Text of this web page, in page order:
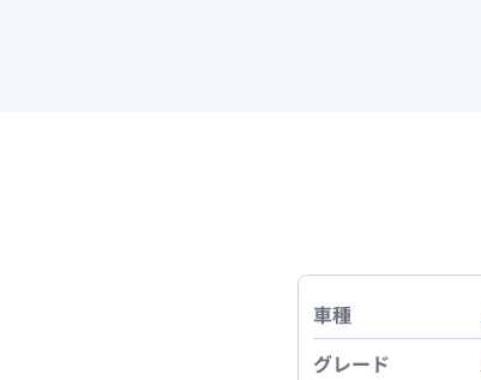
車種
グレード